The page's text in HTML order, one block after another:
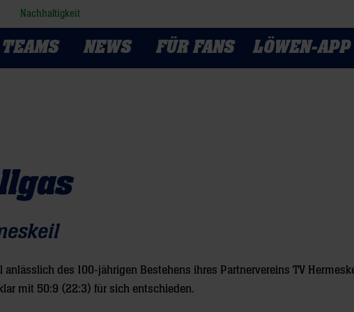
Nachhaltigkeit
TEAMS NEWS FÜR FANS LÖWEN-APP
des 100-jährigen Bestehens ihres Partnervereins TV
mit 50:9 (22:3) für sich entschieden.